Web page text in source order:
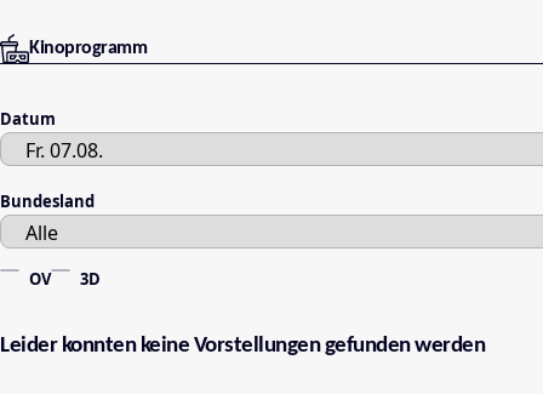
Kinoprogramm
Datum
Bundesland
OV 3D
Leider konnten keine Vorstellungen gefunden werden